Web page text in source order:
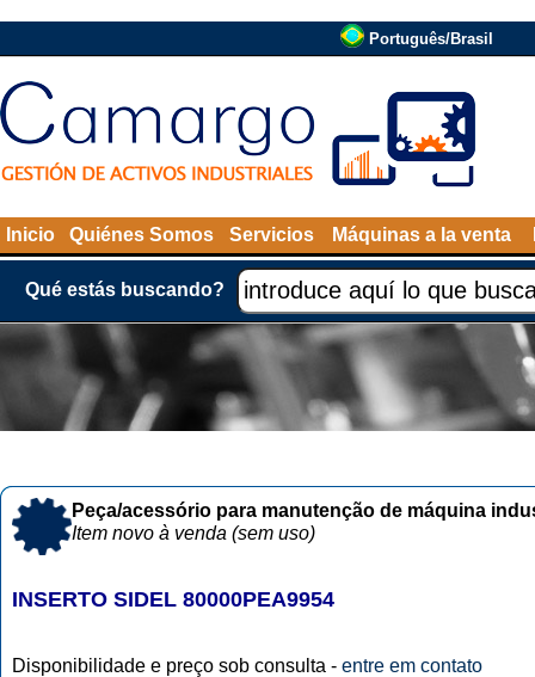
Português/Brasil
Inicio Quiénes Somos Servicios Máquinas a la venta
Qué estás buscando?
Peça/acessório para manutenção de máquina
Item novo à venda (sem uso)
INSERTO SIDEL 80000PEA9954
Disponibilidade e preço sob consulta - entre em contato